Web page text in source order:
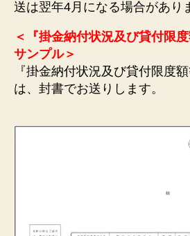
送は翌年4月になる場合があり
＜『掛金納付状況及び貸付限度
サンプル＞
『掛金納付状況及び貸付限度
は、封書でお送りします。